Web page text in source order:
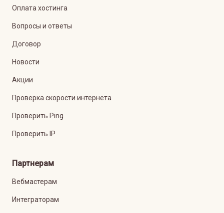
Оплата хостинга
Вопросы и ответы
Договор
Новости
Акции
Проверка скорости интернета
Проверить Ping
Проверить IP
Партнерам
Вебмастерам
Интеграторам